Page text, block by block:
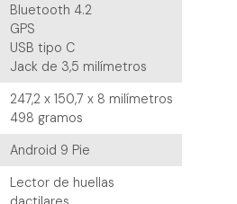
Bluetooth 4.2
GPS
USB tipo C
Jack de 3,5 milímetros
247,2 x 150,7 x 8 milímetros
498 gramos
Android 9 Pie
Lector de huellas